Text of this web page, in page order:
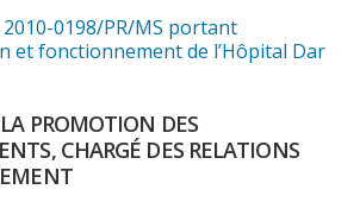
2010-0198/PR/MS portant
et fonctionnement de l’Hôpital Dar
PROMOTION DES
CHARGÉ DES RELATIONS